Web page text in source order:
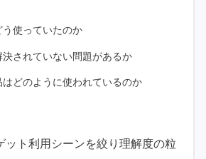
使っていたのか
されていない問題があるか
はどのように使われているのか
ット利用シーンを絞り理解度の粒